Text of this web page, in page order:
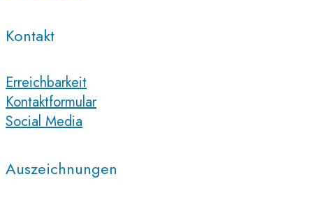
Kontakt
Erreichbarkeit
Kontaktformular
Social Media
Auszeichnungen